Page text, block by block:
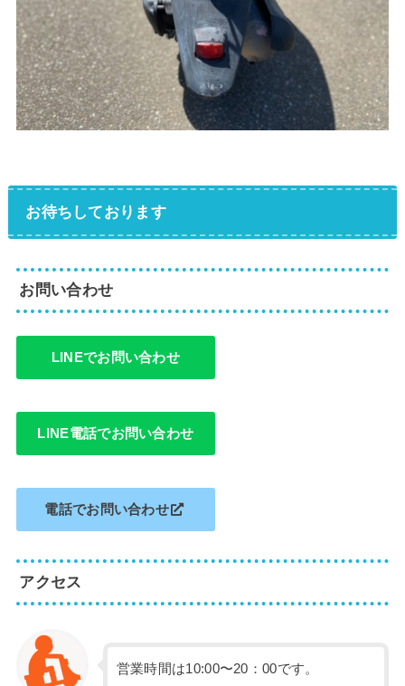
お待ちしております
お問い合わせ
LINEでお問い合わせ
LINE電話でお問い合わせ
電話でお問い合わせ
アクセス
営業時間は10:00〜20：00です。